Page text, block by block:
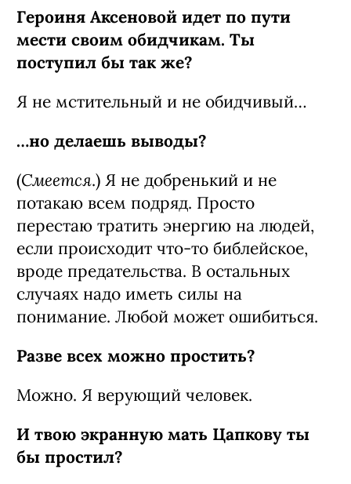
Героиня Аксеновой идет по пути
мести своим обидчикам. Ты
поступил бы так же?
Я не мстительный и не обидчивый…
…но делаешь выводы?
(Смеется.) Я не добренький и не
потакаю всем подряд. Просто
перестаю тратить энергию на людей,
если происходит что-то библейское,
вроде предательства. В остальных
случаях надо иметь силы на
понимание. Любой может ошибиться.
Разве всех можно простить?
Можно. Я верующий человек.
И твою экранную мать Цапкову ты
бы простил?